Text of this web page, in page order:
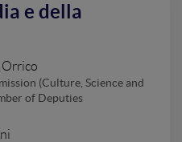
e della
Orrico
(Culture, Science and
of Deputies